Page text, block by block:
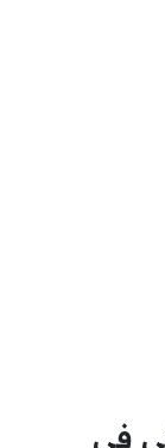
في